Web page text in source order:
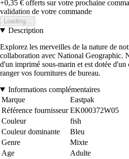
+0,35 € offerts sur votre prochaine
validation de votre commande
Loading...
Description
Explorez les merveilles de la nature de
collaboration avec National Geographic.
d'un imprimé sous-marin et est dotée
ranger vos fournitures de bureau.
Informations complémentaires
Marque
Eastpak
Référence fournisseur EK000372W05
Couleur
fish
Couleur dominante
Bleu
Genre
Mixte
Age
Adulte